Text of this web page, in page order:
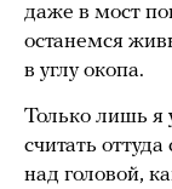
даже в мост
останемся
в углу окопа.
Только лишь я
считать
над головой,